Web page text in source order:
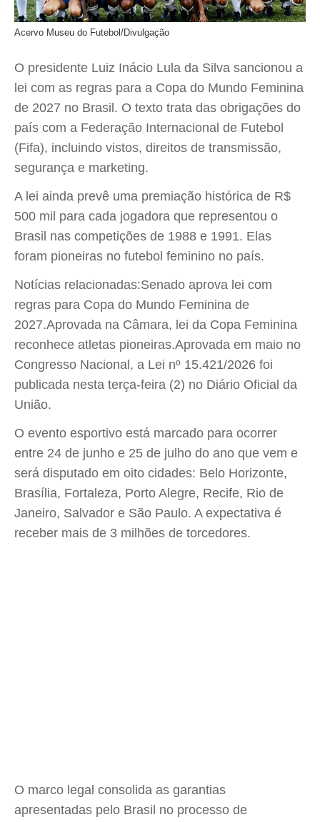
Acervo Museu do Futebol/Divulgação
O presidente Luiz Inácio Lula da Silva sancionou a
lei com as regras para a Copa do Mundo Feminina
de 2027 no Brasil. O texto trata das obrigações do
país com a Federação Internacional de Futebol
(Fifa), incluindo vistos, direitos de transmissão,
segurança e marketing.
A lei ainda prevê uma premiação histórica de R$
500 mil para cada jogadora que representou o
Brasil nas competições de 1988 e 1991. Elas
foram pioneiras no futebol feminino no país.
Notícias relacionadas:Senado aprova lei com
regras para Copa do Mundo Feminina de
2027.Aprovada na Câmara, lei da Copa Feminina
reconhece atletas pioneiras.Aprovada em maio no
Congresso Nacional, a Lei nº 15.421/2026 foi
publicada nesta terça-feira (2) no Diário Oficial da
União.
O evento esportivo está marcado para ocorrer
entre 24 de junho e 25 de julho do ano que vem e
será disputado em oito cidades: Belo Horizonte,
Brasília, Fortaleza, Porto Alegre, Recife, Rio de
Janeiro, Salvador e São Paulo. A expectativa é
receber mais de 3 milhões de torcedores.
O marco legal consolida as garantias
apresentadas pelo Brasil no processo de